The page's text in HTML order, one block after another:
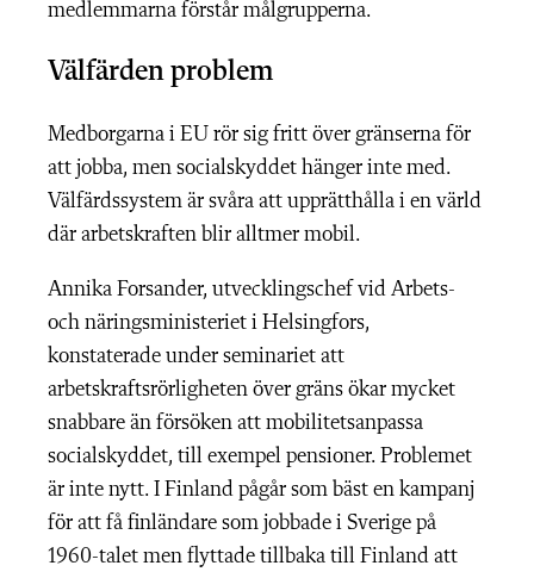
medlemmarna förstår målgrupperna.
Välfärden problem
Medborgarna i EU rör sig fritt över gränserna för
att jobba, men socialskyddet hänger inte med.
Välfärdssystem är svåra att upprätthålla i en värld
där arbetskraften blir alltmer mobil.
Annika Forsander, utvecklingschef vid Arbets-
och näringsministeriet i Helsingfors,
konstaterade under seminariet att
arbetskraftsrörligheten över gräns ökar mycket
snabbare än försöken att mobilitetsanpassa
socialskyddet, till exempel pensioner. Problemet
är inte nytt. I Finland pågår som bäst en kampanj
för att få finländare som jobbade i Sverige på
1960-talet men flyttade tillbaka till Finland att